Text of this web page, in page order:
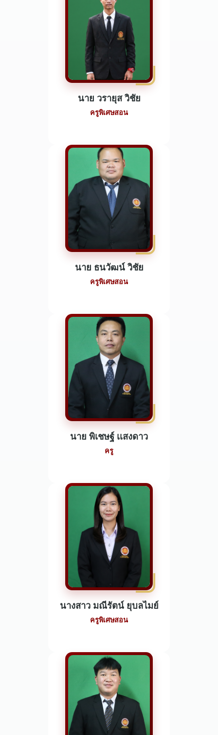
นาย วรายุส วิชัย
ครูพิเศษสอน
นาย ธนวัฒน์ วิชัย
ครูพิเศษสอน
นาย พิเชษฐ์ เเสงดาว
ครู
นางสาว มณีรัตน์ ยุบลไมย์
ครูพิเศษสอน